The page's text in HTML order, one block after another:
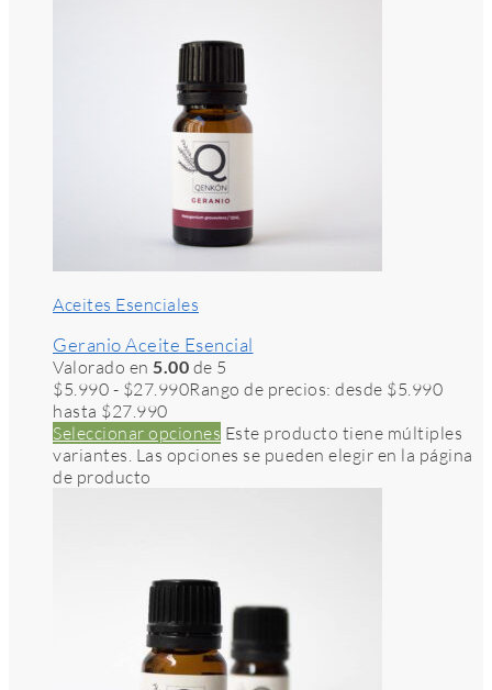
Aceites Esenciales
Geranio Aceite Esencial
Valorado en 5.00 de 5
$5.990 - $27.990Rango de precios: desde $5.990
hasta $27.990
Seleccionar opciones Este producto tiene múltiples
variantes. Las opciones se pueden elegir en la página
de producto